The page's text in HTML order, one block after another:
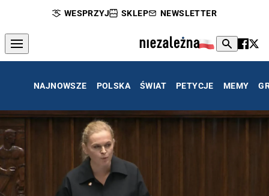
WESPRZYJ SKLEP NEWSLETTER
NAJNOWSZE POLSKA ŚWIAT PETYCJE MEMY